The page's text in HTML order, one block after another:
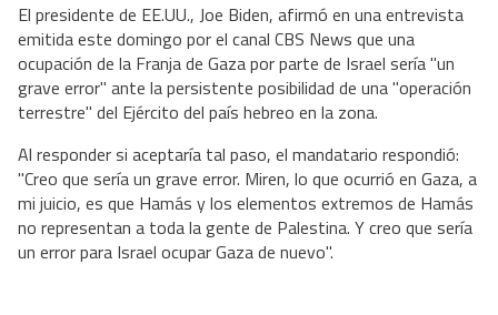
El presidente de EE.UU., Joe Biden, afirmó en una entrevista
emitida este domingo por el canal CBS News que una
ocupación de la Franja de Gaza por parte de Israel sería "un
grave error" ante la persistente posibilidad de una "operación
terrestre" del Ejército del país hebreo en la zona.
Al responder si aceptaría tal paso, el mandatario respondió:
"Creo que sería un grave error. Miren, lo que ocurrió en Gaza, a
mi juicio, es que Hamás y los elementos extremos de Hamás
no representan a toda la gente de Palestina. Y creo que sería
un error para Israel ocupar Gaza de nuevo".